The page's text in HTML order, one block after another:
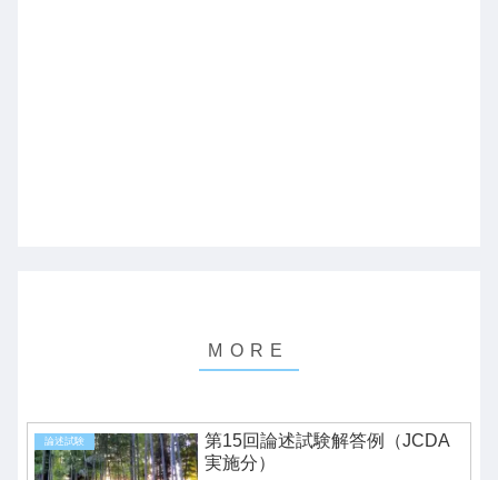
論述試験
第15回論述試験解答例（JCDA
実施分）